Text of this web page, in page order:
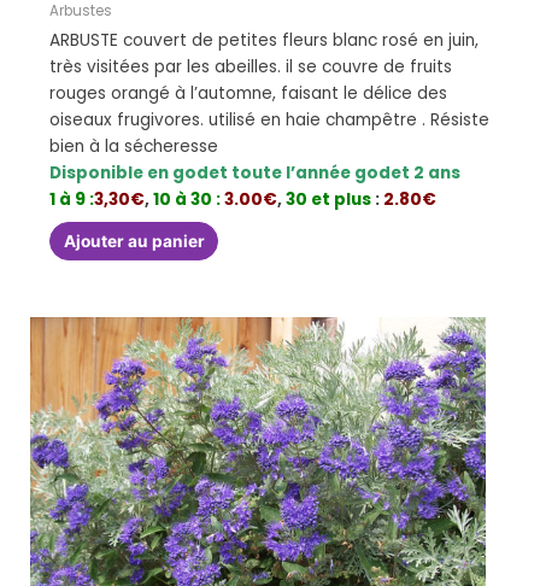
Arbustes
ARBUSTE couvert de petites fleurs blanc rosé en juin,
très visitées par les abeilles. il se couvre de fruits
rouges orangé à l’automne, faisant le délice des
oiseaux frugivores. utilisé en haie champêtre . Résiste
bien à la sécheresse
Disponible en godet toute l’année godet 2 ans
1 à 9 :3,30€,10 à 30 :3.00€,30 et plus : 2.80€
Ajouter au panier